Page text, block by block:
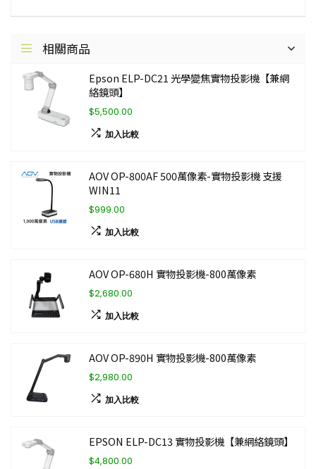
相關商品
Epson ELP-DC21 光學變焦實物投影機【兼網
絡鏡頭】
$5,500.00
加入比較
AOV OP-800AF 500萬像素-實物投影機 支援
WIN11
$999.00
加入比較
AOV OP-680H 實物投影機-800萬像素
$2,680.00
加入比較
AOV OP-890H 實物投影機-800萬像素
$2,980.00
加入比較
EPSON ELP-DC13 實物投影機【兼網絡鏡頭】
$4,800.00